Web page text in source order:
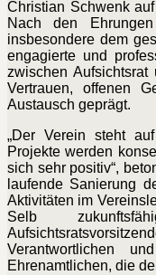
Christian Schwenk
Nach den
insbesondere dem
engagierte und
zwischen
Vertrauen, offenen
Austausch geprägt.
„Der Verein steht
Projekte werden
sich sehr positiv“,
laufende Sanierung
Aktivitäten im
Selb
Verantwortlichen
Ehrenamtlichen, die